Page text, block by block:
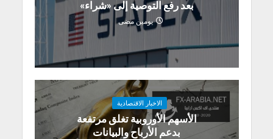
بعد رفع التوصية إلى «شراء»
يومين مضى
الاخبار الاقتصادية
الأسهم الأوروبية تغلق مرتفعة
بدعم الأرباح والبيانات